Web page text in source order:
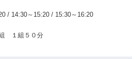
/ 14:30～15:20 / 15:30～16:20
１組５０分